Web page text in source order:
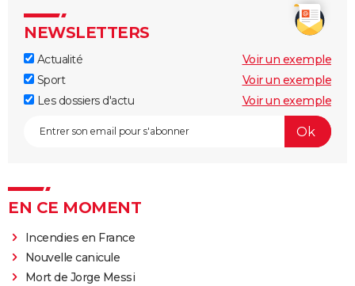
NEWSLETTERS
Actualité
Voir un exemple
Sport
Voir un exemple
Les dossiers d'actu
Voir un exemple
EN CE MOMENT
Incendies en France
Nouvelle canicule
Mort de Jorge Messi